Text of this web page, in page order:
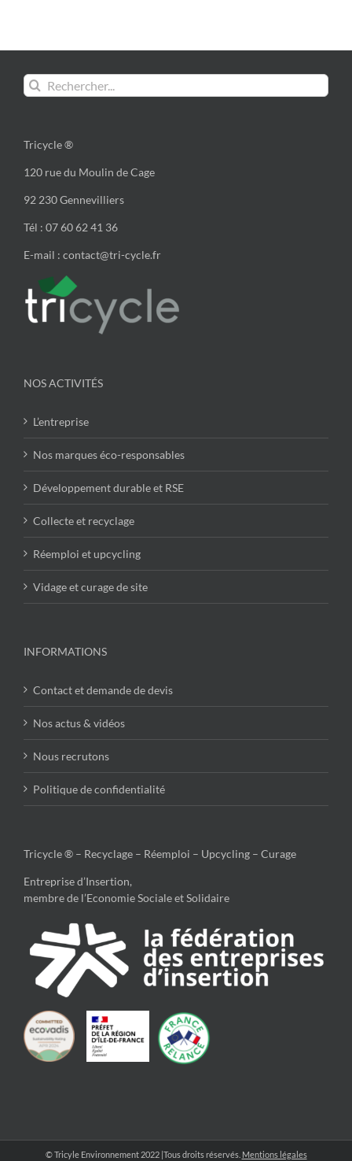
Rechercher:
Tricycle ®
120 rue du Moulin de Cage
92 230 Gennevilliers
Tél : 07 60 62 41 36
E-mail : contact@tri-cycle.fr
NOS ACTIVITÉS
L’entreprise
Nos marques éco-responsables
Développement durable et RSE
Collecte et recyclage
Réemploi et upcycling
Vidage et curage de site
INFORMATIONS
Contact et demande de devis
Nos actus & vidéos
Nous recrutons
Politique de confidentialité
Tricycle ® – Recyclage – Réemploi – Upcycling – Curage
Entreprise d’Insertion,
membre de l’Economie Sociale et Solidaire
© Tricyle Environnement 2022 |Tous droits réservés. Mentions légales